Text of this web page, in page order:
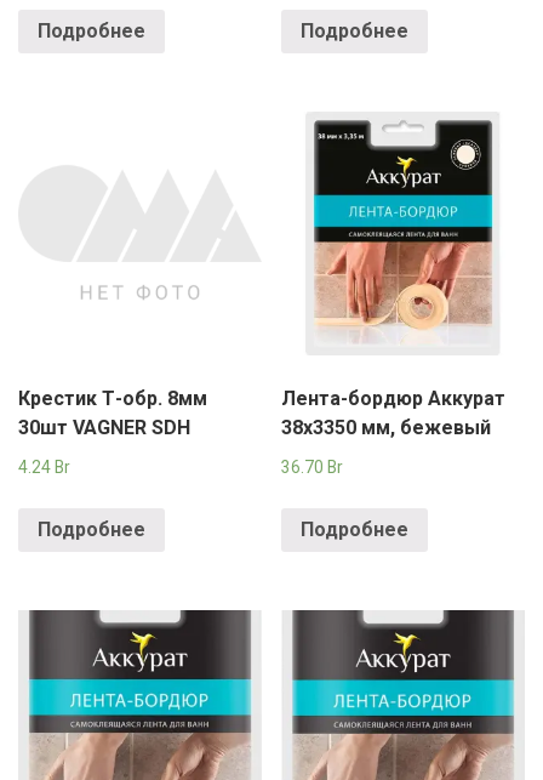
Подробнее Подробнее
Крестик Т-обр. 8мм
30шт VAGNER SDH
4.24Br
Подробнее
Лента-бордюр Аккурат
38х3350 мм, бежевый
36.70Br
Подробнее